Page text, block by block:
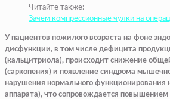
Читайте также:
Зачем компрессионные чулки на
У пациентов пожилого возраста на фоне
дисфункции, в том числе дефицита
(кальцитриола), происходит снижение
(саркопения) и появление синдрома
нарушения нормального функционирования
аппарата), что сопровождается повышением